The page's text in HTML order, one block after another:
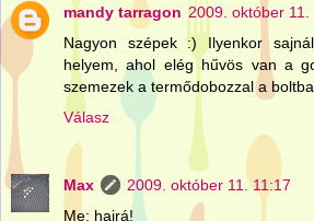
mandy tarragon 2009. október 11.
Nagyon szépek :) Ilyenkor
helyem, ahol elég hűvös van a
szemezek a termődobozzal a
Válasz
Max
2009. október 11. 11:17
Me: hajrá!